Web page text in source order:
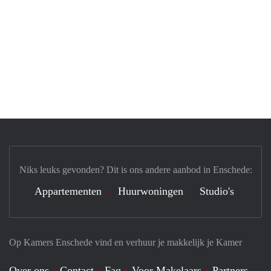
Op Kamers Enschede vind en verhuur je makkelijk je Kamer
Niks leuks gevonden? Dit is ons andere aanbod in Enschede:
Appartementen Huurwoningen Studio's